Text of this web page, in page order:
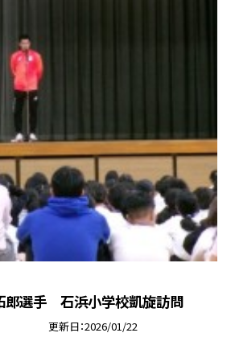
郎選手 石浜小学校凱旋訪問
更新日 2026/01/22